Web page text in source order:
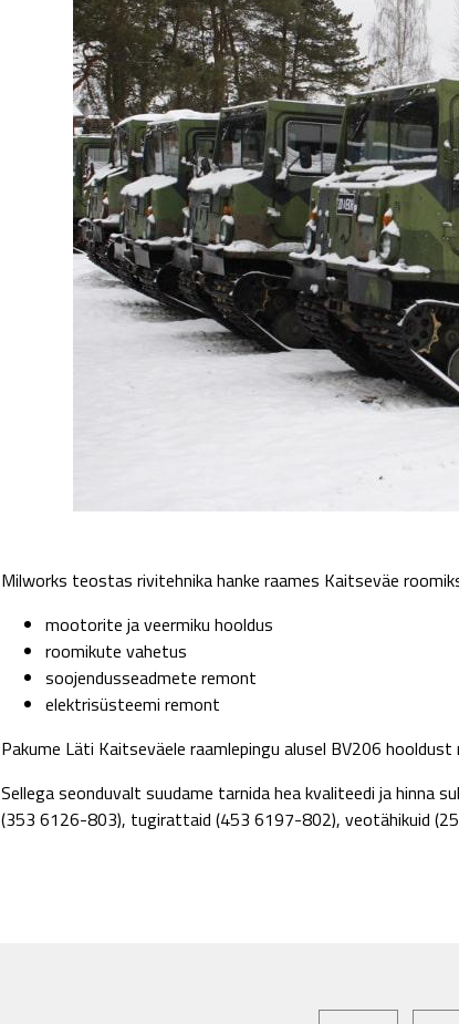
Milworks teostas rivitehnika hanke raames Kaitseväe
mootorite ja veermiku hooldus
roomikute vahetus
soojendusseadmete remont
elektrisüsteemi remont
Pakume Läti Kaitseväele raamlepingu alusel BV206 hooldust
Sellega seonduvalt suudame tarnida hea kvaliteedi ja hinna
(353 6126-803), tugirattaid (453 6197-802), veotähikuid